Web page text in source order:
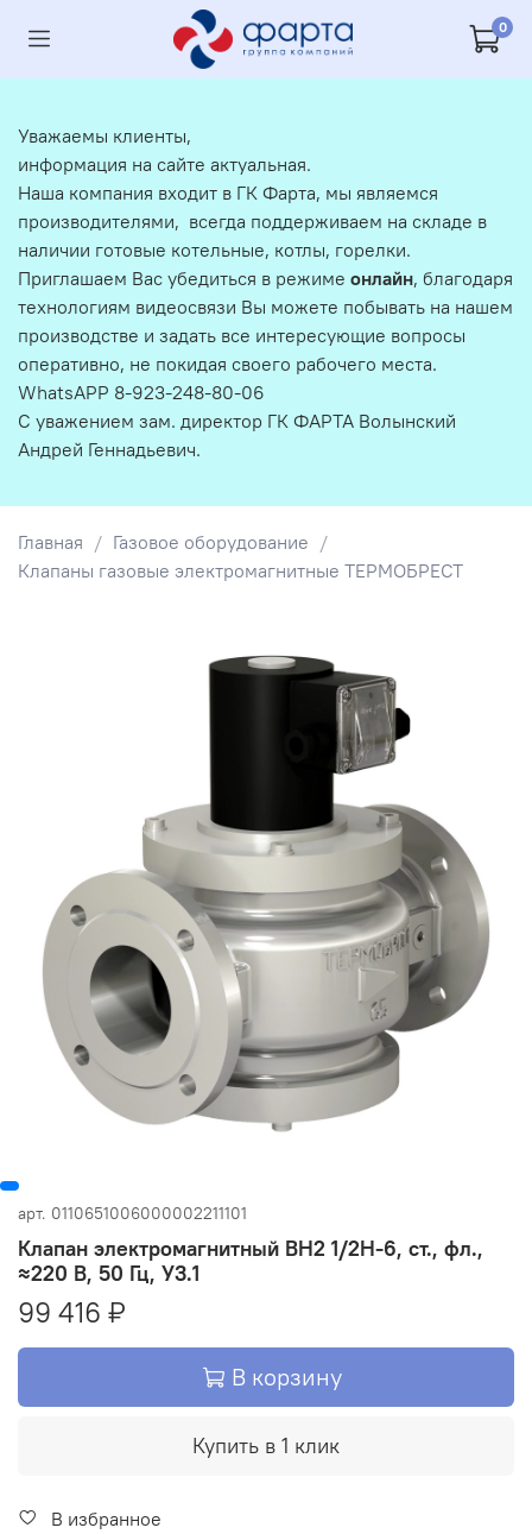
0
Главная
Газовое оборудование
Клапаны газовые электромагнитные ТЕРМОБРЕСТ
арт. 0110651006000002211101
Клапан электромагнитный ВН2 1/2Н-6, ст., фл.,
≈220 В, 50 Гц, У3.1
99 416 ₽
В корзину
Купить в 1 клик
В избранное
Уважаемы клиенты,
информация на сайте актуальная.
Наша компания входит в ГК Фарта, мы являемся
производителями, всегда поддерживаем на складе в
наличии готовые котельные, котлы, горелки.
Приглашаем Вас убедиться в режиме онлайн, благодаря
технологиям видеосвязи Вы можете побывать на нашем
производстве и задать все интересующие вопросы
оперативно, не покидая своего рабочего места.
WhatsAPP 8-923-248-80-06
С уважением зам. директор ГК ФАРТА Волынский
Андрей Геннадьевич.